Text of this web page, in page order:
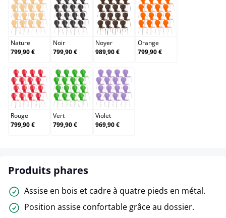
Nature
Nature
799,90 €
Noir
Noir
799,90 €
Noyer
Noyer
989,90 €
Orange
Orange
799,90 €
Rouge
Rouge
799,90 €
Vert
Vert
799,90 €
Violet
Violet
969,90 €
Produits phares
Assise en bois et cadre à quatre pieds en métal.
Position assise confortable grâce au dossier.